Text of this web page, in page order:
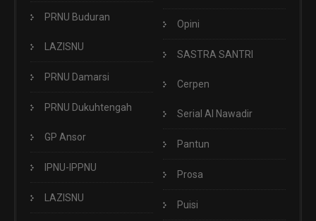
PRNU Buduran
LAZISNU
PRNU Damarsi
PRNU Dukuhtengah
GP Ansor
IPNU-IPPNU
LAZISNU
Opini
SASTRA SANTRI
Cerpen
Serial Al Nawadir
Pantun
Prosa
Puisi